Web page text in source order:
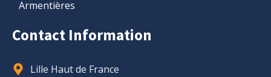
Armentières
Contact Information
Lille Haut de France